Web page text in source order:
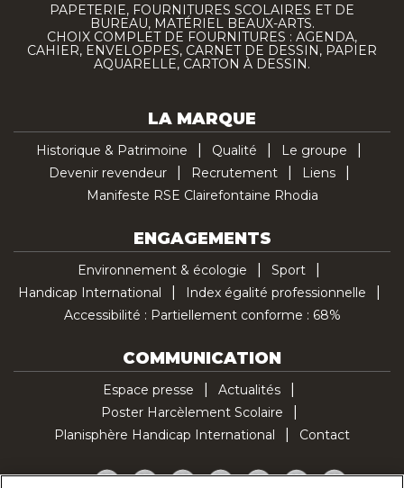
PAPETERIE, FOURNITURES SCOLAIRES ET DE
BUREAU, MATÉRIEL BEAUX-ARTS.
CHOIX COMPLET DE FOURNITURES : AGENDA,
CAHIER, ENVELOPPES, CARNET DE DESSIN, PAPIER
AQUARELLE, CARTON À DESSIN.
LA MARQUE
Historique & Patrimoine Qualité
Le groupe
Devenir revendeur
Recrutement
Liens
Manifeste RSE Clairefontaine Rhodia
ENGAGEMENTS
Environnement & écologie
Sport
Handicap International
Index égalité professionnelle
Accessibilité : Partiellement conforme : 68%
COMMUNICATION
Espace presse
Actualités
Poster Harcèlement Scolaire
Planisphère Handicap International
Contact
Facebook
TwitterYouTubePinterestInstagramLinkedInTikTok